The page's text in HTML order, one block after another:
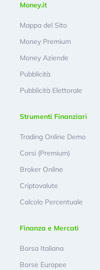
Money.it
Mappa del Sito
Money Premium
Money Aziende
Pubblicità
Pubblicità Elettorale
Strumenti Finanziari
Trading Online Demo
Corsi (Premium)
Broker Online
Criptovalute
Calcolo Percentuale
Finanza e Mercati
Borsa Italiana
Borse Europee